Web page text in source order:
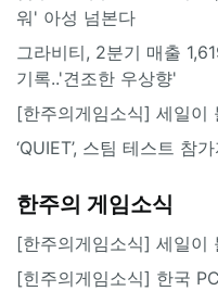
워' 아성 넘본다
그라비티, 2분기 매출
기록..'견조한 우상향'
[한주의게임소식] 세일이
‘QUIET’, 스팀 테스트 참
한주의 게임소식
[한주의게임소식] 세일이
[힌주의게임소식] 한국